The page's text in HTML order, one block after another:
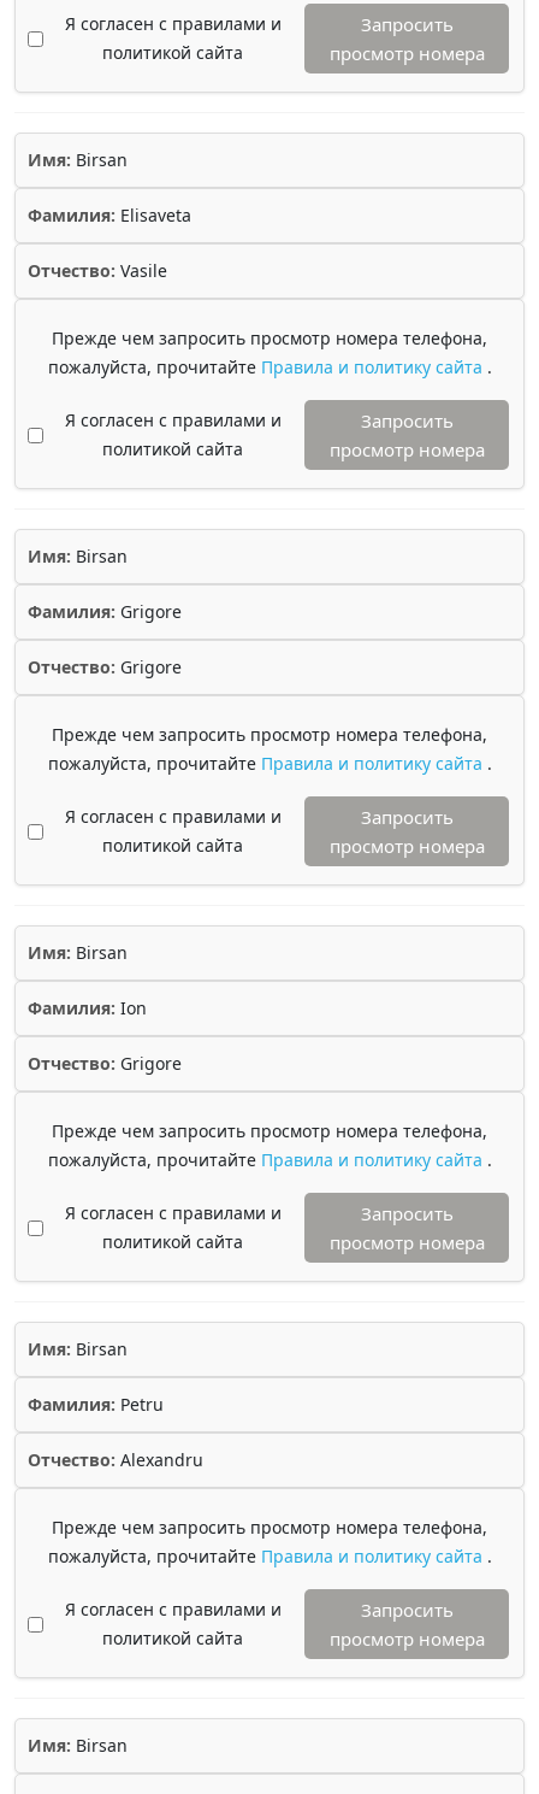
Я согласен с правилами и
политикой сайта
Запросить
просмотр номера
Имя: Birsan
Фамилия: Elisaveta
Отчество: Vasile
Прежде чем запросить просмотр номера телефона,
пожалуйста, прочитайте Правила и политику сайта .
Я согласен с правилами и
политикой сайта
Запросить
просмотр номера
Имя: Birsan
Фамилия: Grigore
Отчество: Grigore
Прежде чем запросить просмотр номера телефона,
пожалуйста, прочитайте Правила и политику сайта .
Я согласен с правилами и
политикой сайта
Запросить
просмотр номера
Имя: Birsan
Фамилия: Ion
Отчество: Grigore
Прежде чем запросить просмотр номера телефона,
пожалуйста, прочитайте Правила и политику сайта .
Я согласен с правилами и
политикой сайта
Запросить
просмотр номера
Имя: Birsan
Фамилия: Petru
Отчество: Alexandru
Прежде чем запросить просмотр номера телефона,
пожалуйста, прочитайте Правила и политику сайта .
Я согласен с правилами и
политикой сайта
Запросить
просмотр номера
Имя: Birsan